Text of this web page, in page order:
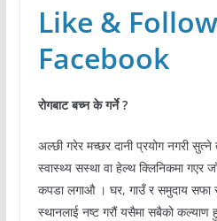
Like &
Facebook
रोगबाट बच्न के गर्ने ?
अल्छी गरेर मच्छर दानी प्रयोग नगरी सुत्ने
स्वास्थ्य सस्था वा हेल्थ क्लिनिकमा गएर
कपडा लगाऔ । घर, गाउँ र समुदाय सफा
स्थानलाई नष्ट गरौं यसैमा सबैको कल्याण